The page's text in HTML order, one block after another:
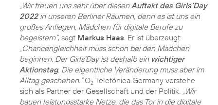
„Wir freuen uns sehr über diesenAuftakt des Girls‘Day
2022in unseren Berliner Räumen, denn es ist uns ein
großes Anliegen, Mädchen für digitale Berufe zu
begeistern“, sagt Markus Haas. Er ist überzeugt:
„Chancengleichheit muss schon bei den Mädchen
beginnen. Der Girls‘Day ist deshalb ein wichtiger
Aktionstag. Die eigentliche Veränderung muss aber im
Alltag geschehen.“O2 Telefónica Germany verstehe
sich als Partner der Gesellschaft und der Politik. „Wir
bauen leistungsstarke Netze, die das Tor in die digitale